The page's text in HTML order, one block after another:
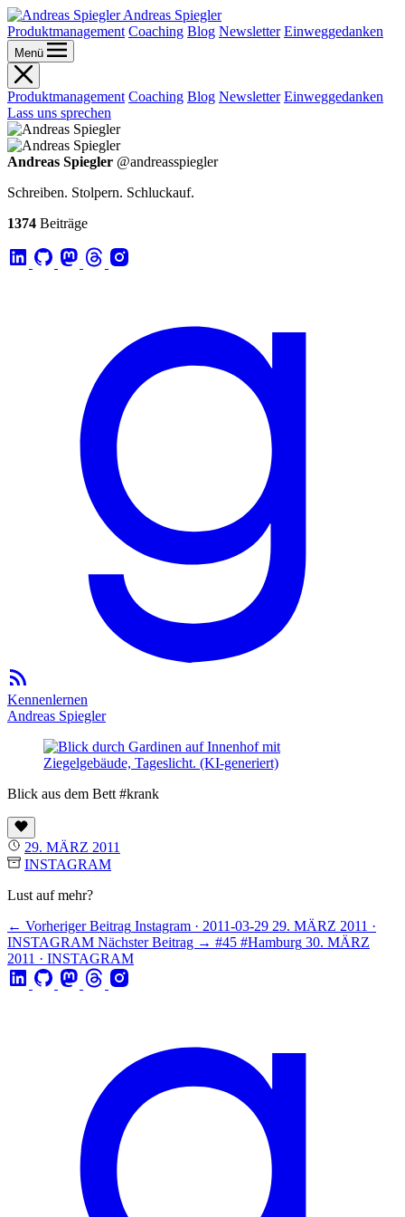
Andreas Spiegler
Produktmanagement Coaching Blog Newsletter Einweggedanken
Menü
Produktmanagement Coaching Blog Newsletter Einweggedanken
Lass uns sprechen
Andreas Spiegler @andreasspiegler
Schreiben. Stolpern. Schluckauf.
1374 Beiträge
Kennenlernen
Andreas Spiegler
Blick aus dem Bett #krank
29. MÄRZ 2011
INSTAGRAM
Lust auf mehr?
← Vorheriger Beitrag Instagram · 2011-03-29 29. MÄRZ 2011 ·
INSTAGRAM Nächster Beitrag → #45 #Hamburg 30. MÄRZ
2011 · INSTAGRAM